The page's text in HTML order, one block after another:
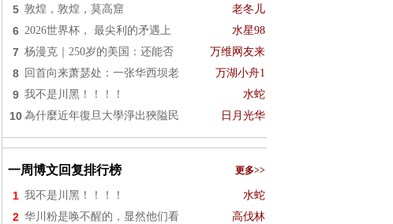
5 敦煌，敦煌，莫高窟 老冬儿
6 2026世界杯， 最尖利的矛遇上 水星98
7 杨漫克｜250岁的美国：还能否 万维网友来
8 回首向来萧瑟处：一张华西坝老 万湖小舟1
9 我不是川黑！！！！ 水蛇
10 為什麼近年復旦大學淨出狹隘民 日月光华
一周博文回复排行榜 更多>>
1 我不是川黑！！！！ 水蛇
2 华川粉是唤不醒的，显然他们看 高伐林